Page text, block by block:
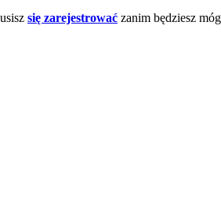
się zarejestrować zanim będziesz